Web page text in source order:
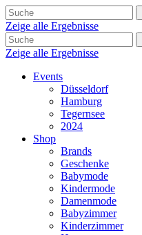
Zeige alle Ergebnisse
Zeige alle Ergebnisse
Events
Düsseldorf
Hamburg
Tegernsee
2024
Shop
Brands
Geschenke
Babymode
Kindermode
Damenmode
Babyzimmer
Kinderzimmer